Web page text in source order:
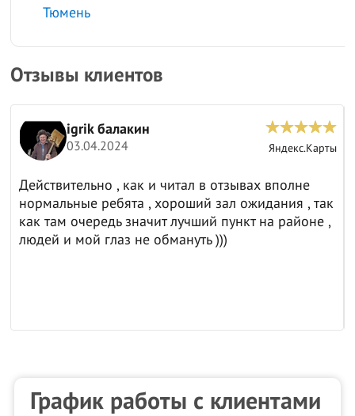
Тюмень
Отзывы клиентов
igrik балакин
03.04.2024 Яндекс.Карты
Действительно , как и читал в отзывах вполне
нормальные ребята , хороший зал ожидания , так
как там очередь значит лучший пункт на районе ,
людей и мой глаз не обмануть )))
График работы с клиентами